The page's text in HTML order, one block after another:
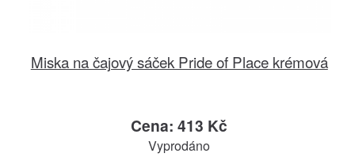
Miska na čajový sáček Pride of Place krémová
Cena: 413 Kč
Vyprodáno